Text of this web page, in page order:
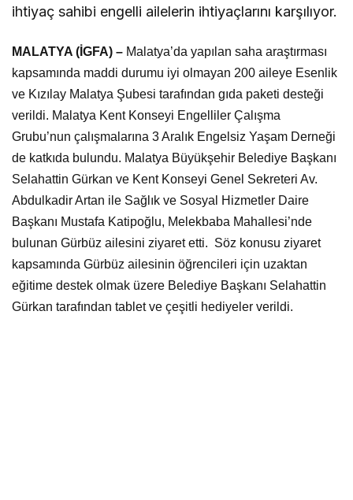
ihtiyaç sahibi engelli ailelerin ihtiyaçlarını karşılıyor.
MALATYA (İGFA) – Malatya’da yapılan saha araştırması
kapsamında maddi durumu iyi olmayan 200 aileye Esenlik
ve Kızılay Malatya Şubesi tarafından gıda paketi desteği
verildi. Malatya Kent Konseyi Engelliler Çalışma
Grubu’nun çalışmalarına 3 Aralık Engelsiz Yaşam Derneği
de katkıda bulundu. Malatya Büyükşehir Belediye Başkanı
Selahattin Gürkan ve Kent Konseyi Genel Sekreteri Av.
Abdulkadir Artan ile Sağlık ve Sosyal Hizmetler Daire
Başkanı Mustafa Katipoğlu, Melekbaba Mahallesi’nde
bulunan Gürbüz ailesini ziyaret etti. Söz konusu ziyaret
kapsamında Gürbüz ailesinin öğrencileri için uzaktan
eğitime destek olmak üzere Belediye Başkanı Selahattin
Gürkan tarafından tablet ve çeşitli hediyeler verildi.